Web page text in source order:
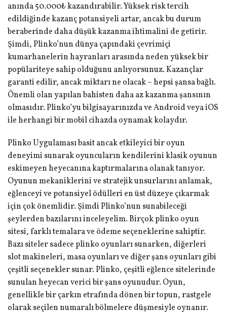
anında 50.000₺ kazandırabilir. Yüksek risk tercih
edildiğinde kazanç potansiyeli artar, ancak bu durum
beraberinde daha düşük kazanma ihtimalini de getirir.
Şimdi, Plinko’nun dünya çapındaki çevrimiçi
kumarhanelerin hayranları arasında neden yüksek bir
popülariteye sahip olduğunu anlıyorsunuz. Kazançlar
garanti edilir, ancak miktarı ne olacak – hepsi şansa bağlı.
Önemli olan yapılan bahisten daha az kazanma şansının
olmasıdır. Plinko’yu bilgisayarınızda ve Android veya iOS
ile herhangi bir mobil cihazda oynamak kolaydır.
Plinko Uygulaması basit ancak etkileyici bir oyun
deneyimi sunarak oyuncuların kendilerini klasik oyunun
eskimeyen heyecanına kaptırmalarına olanak tanıyor.
Oyunun mekaniklerini ve stratejik unsurlarını anlamak,
eğlenceyi ve potansiyel ödülleri en üst düzeye çıkarmak
için çok önemlidir. Şimdi Plinko’nun sunabileceği
şeylerden bazılarını inceleyelim. Birçok plinko oyun
sitesi, farklı temalara ve ödeme seçeneklerine sahiptir.
Bazı siteler sadece plinko oyunları sunarken, diğerleri
slot makineleri, masa oyunları ve diğer şans oyunları gibi
çeşitli seçenekler sunar. Plinko, çeşitli eğlence sitelerinde
sunulan heyecan verici bir şans oyunudur. Oyun,
genellikle bir çarkın etrafında dönen bir topun, rastgele
olarak seçilen numaralı bölmelere düşmesiyle oynanır.